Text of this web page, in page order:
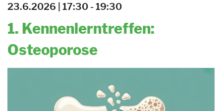
23.6.2026 | 17:30 - 19:30
1. Kennenlerntreffen:
Osteoporose